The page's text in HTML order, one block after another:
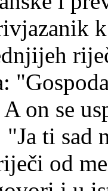
on se
ti sad
od